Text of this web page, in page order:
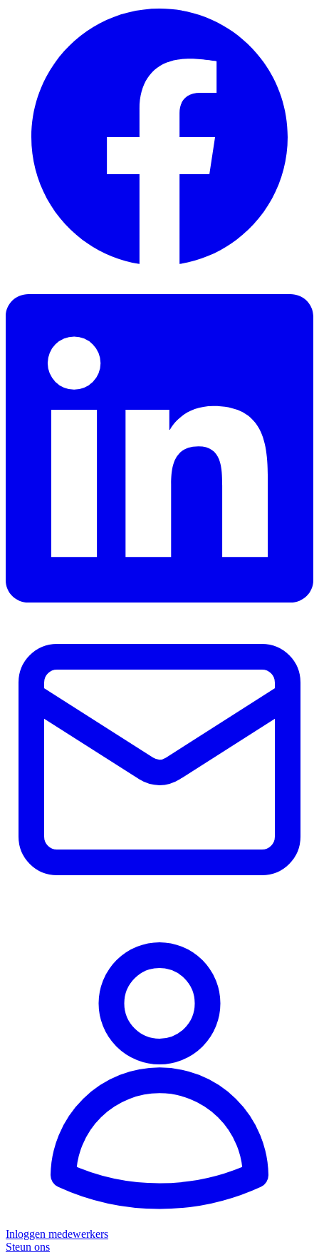
Inloggen medewerkers
Steun ons